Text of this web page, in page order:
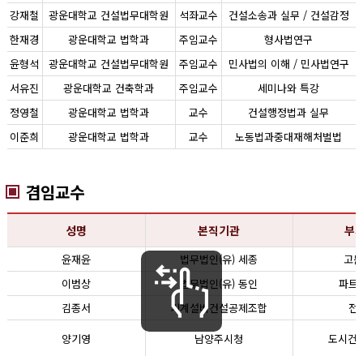
강재철
광운대학교 건설법무대학원 석좌교수
건설소송과 실무 / 건설감정
한재경
광운대학교 법학과 주임교수
형사법연구
윤형석
광운대학교 건설법무대학원 주임교수
민사법의 이해 / 민사법연구
서유진
광운대학교 건축학과 주임교수
세미나와 특강
정영철
광운대학교 법학과 교수
건설행정법과 실무
이준희
광운대학교 법학과 교수 노동법과중대재해처벌법
겸임교수
성명 본직기관 부
윤재윤 법무법인(유) 세종
고
이범상
법무법인(유) 동인
파트
김종서
기계설비건설공제조합
전
양기영
남양주시청 도시건